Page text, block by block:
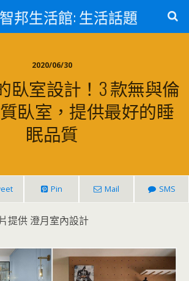
智邦生活館: 生活話題
2020/06/30
臥室設計！3 款無與倫
臥室，提供最好的睡
眠品質
Pin Mail SMS
提供 澄月室內設計